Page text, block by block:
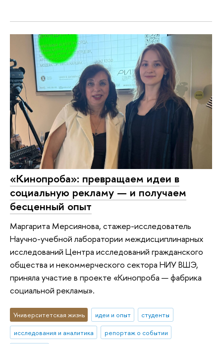
«Кинопроба»: превращаем идеи в
социальную рекламу — и получаем
бесценный опыт
Маргарита Мерсиянова, стажер-исследователь
Научно-учебной лаборатории междисциплинарных
исследований Центра исследований гражданского
общества и некоммерческого сектора НИУ ВШЭ,
приняла участие в проекте «Кинопроба — фабрика
социальной рекламы».
Университетская жизнь идеи и опыт
студенты
исследования и аналитика
репортаж о событии